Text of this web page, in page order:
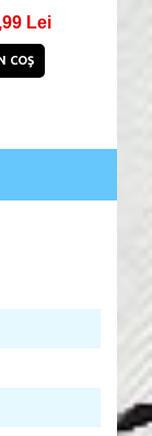
Lei 41,96 Lei
ADAUGĂ ÎN COŞ